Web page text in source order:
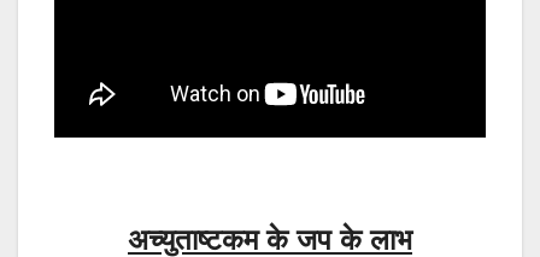
अच्युताष्टकम के जप के लाभ